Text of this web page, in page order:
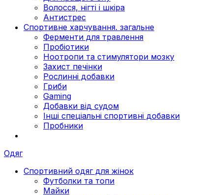
Волосся, нігті і шкіра
Антистрес
Спортивне харчування. загальне
Ферменти для травлення
Пробіотики
Ноотропи та стимулятори мозку
Захист печінки
Рослинні добавки
Гриби
Gaming
Добавки від судом
Інші спеціальні спортивні добавки
Пробники
Одяг
Спортивний одяг для жінок
Футболки та топи
Майки